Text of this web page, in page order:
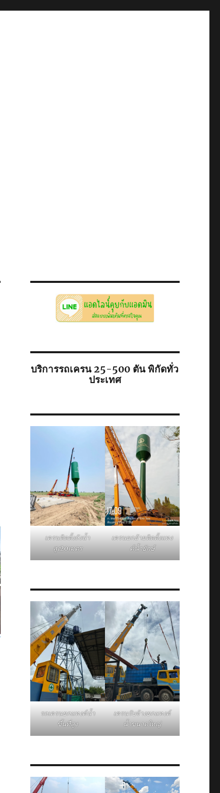
บริการรถเครน 25-500 ตัน พิกัดทั่ว
ประเทศ
เครนติดตั้งถังน้ำ
สูง20เมตร
เครนยกย้ายติดตั้งแทง
ค์น้ำยักษ์
รถเครนยกแทงค์น้ำ
ขึ้นที่สูง
เครนรับจ้างยกแทงค์
น้ำขนาดใหญ่